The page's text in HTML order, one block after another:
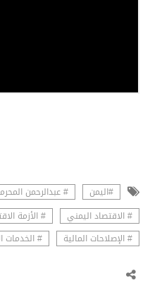
#اليمن # عبدالرحمن
# الاقتصاد اليمني
# الأزمة
# الإصلاحات المالية
# الخدمات